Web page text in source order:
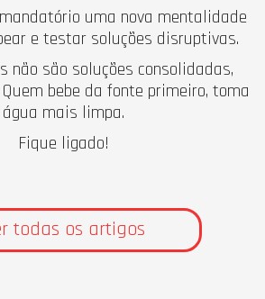
uma nova mentalidade
e testar soluções disruptivas.
não são soluções consolidadas,
bebe da fonte primeiro, toma
água mais limpa.
Fique ligado!
todas os artigos